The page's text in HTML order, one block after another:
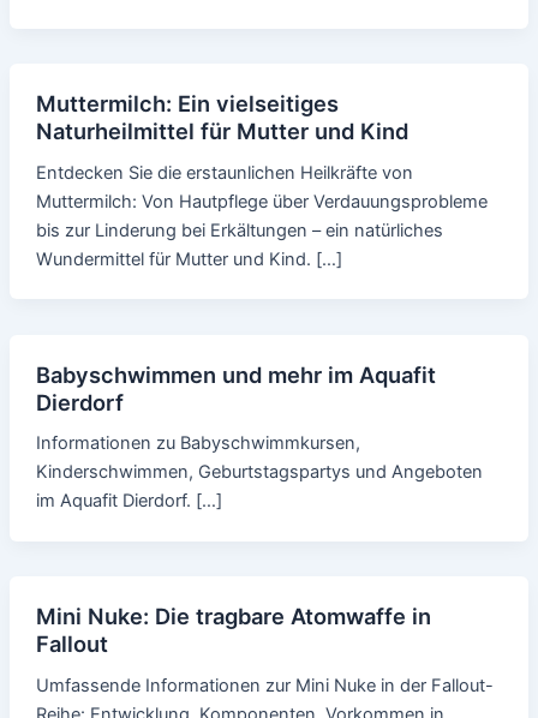
Muttermilch: Ein vielseitiges
Naturheilmittel für Mutter und Kind
Entdecken Sie die erstaunlichen Heilkräfte von
Muttermilch: Von Hautpflege über Verdauungsprobleme
bis zur Linderung bei Erkältungen – ein natürliches
Wundermittel für Mutter und Kind. […]
Babyschwimmen und mehr im Aquafit
Dierdorf
Informationen zu Babyschwimmkursen,
Kinderschwimmen, Geburtstagspartys und Angeboten
im Aquafit Dierdorf. […]
Mini Nuke: Die tragbare Atomwaffe in
Fallout
Umfassende Informationen zur Mini Nuke in der Fallout-